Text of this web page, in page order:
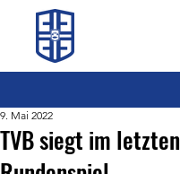
TVB siegt im letzten
9. Mai 2022